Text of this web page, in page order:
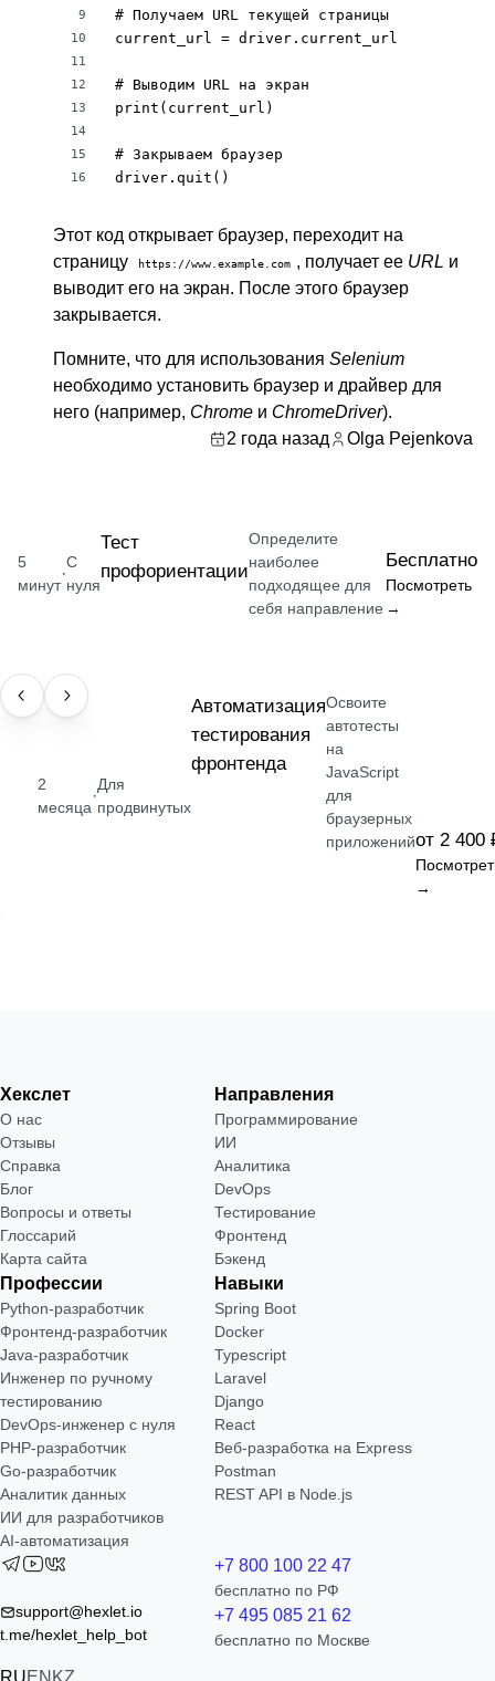
9
10
11
12
13
14
15
16
# Получаем URL текущей страницы
current_url = driver.current_url
# Выводим URL на экран
print(current_url)
# Закрываем браузер
driver.quit()
Этот код открывает браузер, переходит на
страницу
https://www.example.com , получает ее URL и
выводит его на экран. После этого браузер
закрывается.
Помните, что для использования Selenium
необходимо установить браузер и драйвер для
него (например, Chrome и ChromeDriver).
2 года назад
Olga Pejenkova
5
минут
·
С
нуля
Тест
профориентации
Определите
наиболее
подходящее для
себя направление
Бесплатно
Посмотреть
→
НАВЫК
2
месяца
·
Для
продвинутых
Автоматизация
тестирования
фронтенда
Освоите
автотесты
на
JavaScript
для
браузерных
приложенийот 2 400
→
Хекслет
О нас
Отзывы
Справка
Блог
Вопросы и ответы
Глоссарий
Карта сайта
Направления
Программирование
ИИ
Аналитика
DevOps
Тестирование
Фронтенд
Бэкенд
Профессии
Python-разработчик
Фронтенд-разработчик
Java-разработчик
Инженер по ручному
тестированию
DevOps-инженер с нуля
РНР-разработчик
Go-разработчик
Аналитик данных
ИИ для разработчиков
AI-автоматизация
Навыки
Spring Boot
Docker
Typescript
Laravel
Django
React
Веб-разработка на Express
Postman
REST API в Node.js
support@hexlet.io
t.me/hexlet_help_bot
RUEN KZ
+7 800 100 22 47
бесплатно по РФ
+7 495 085 21 62
бесплатно по Москве